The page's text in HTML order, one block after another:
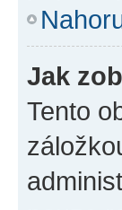
Jak
Tento